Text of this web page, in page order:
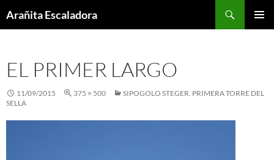
toArañita Escaladora
EL PRIMER LARGO
11/09/2015 375 × 500
SIPOGOLO STEGER. PRIMERA TORRE DEL
SELLA